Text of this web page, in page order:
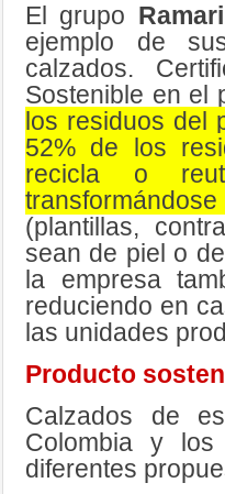
El grupo
ejemplo de
calzados.
Sostenible en el
los residuos del
52% de los
recicla o
(plantillas,
sean de piel o
la empresa
reduciendo en
las unidades
Producto
Calzados de
Colombia y los
diferentes